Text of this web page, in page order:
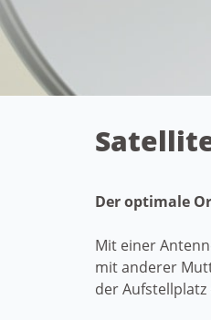
Der optimale
Mit einer
mit anderer
der